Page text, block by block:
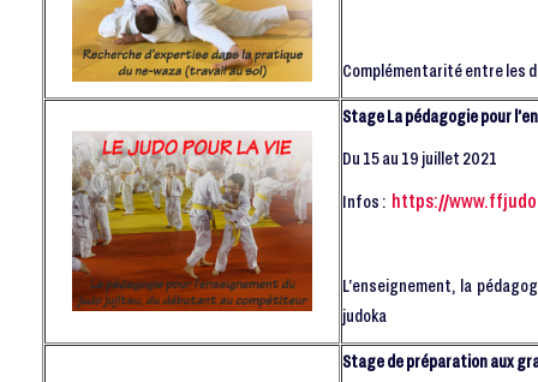
Complémentarité entre les
Stage La pédagogie pour
Du 15 au 19 juillet 2021
Infos : https://
L’enseignement, la
judoka
Stage de préparation aux